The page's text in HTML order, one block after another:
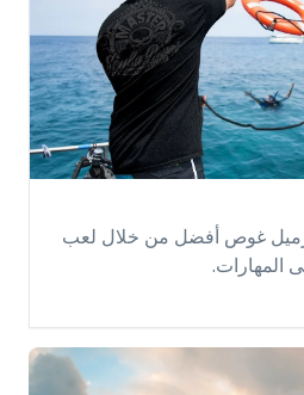
غوص أفضل من خلال لعب
المهارات.